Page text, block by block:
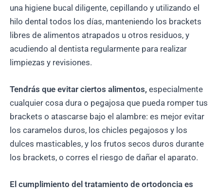
una higiene bucal diligente, cepillando y utilizando el
hilo dental todos los días, manteniendo los brackets
libres de alimentos atrapados u otros residuos, y
acudiendo al dentista regularmente para realizar
limpiezas y revisiones.
Tendrás que evitar ciertos alimentos, especialmente
cualquier cosa dura o pegajosa que pueda romper tus
brackets o atascarse bajo el alambre: es mejor evitar
los caramelos duros, los chicles pegajosos y los
dulces masticables, y los frutos secos duros durante
los brackets, o corres el riesgo de dañar el aparato.
El cumplimiento del tratamiento de ortodoncia es